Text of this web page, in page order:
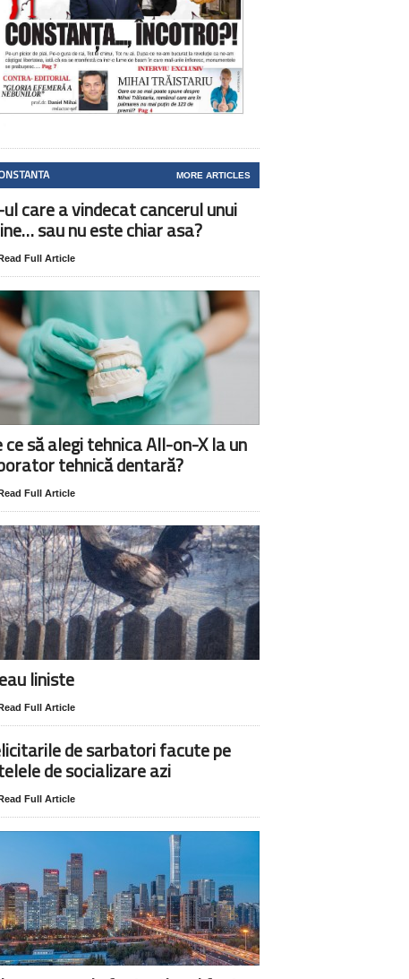
MORE ARTICLES
care a vindecat cancerul unui
sau nu este chiar asa?
Read Full Article
ce să alegi tehnica All-on-X la un
tehnică dentară?
Read Full Article
liniste
Read Full Article
de sarbatori facute pe
de socializare azi
Read Full Article